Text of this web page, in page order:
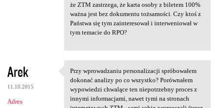
e
że ZTM zastrzega, że karta osoby z biletem 100%
ważna jest bez dokumentu tożsamości. Czy ktoś z
Państwa się tym zainteresował i interweniował w
tym temacie do RPO?
Arek
11.10.2015
Adres
Przy wprowadzaniu
Przy wprowadzaniu personalizacji spróbowałem
dokonać analizy po co wszystko? Porównałem
wypowiedzi chwalące ten niepotrzebny proces z
innymi informacjami, nawet tymi na stronach